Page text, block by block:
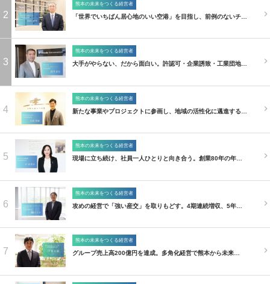
2
熊本の未来をつくる経営者
「世界でいちばん居心地のいい空港」を目指し、前例のないチ…
3
熊本の未来をつくる経営者
大手がやらない、だから面白い。許認可・企業誘致・工業団地…
4
熊本の未来をつくる経営者
新たな事業やプロジェクトに参画し、地域の活性化に邁進する…
5
熊本の未来をつくる経営者
現場に立ち続け、社員一人ひとりと向き合う。創業80年の年…
6
熊本の未来をつくる経営者
攻めの経営で「強い産交」を取りもどす。4期連続増収、5年…
7
熊本の未来をつくる経営者
グループ売上高200億円を達成。多角化経営で熊本から未来…